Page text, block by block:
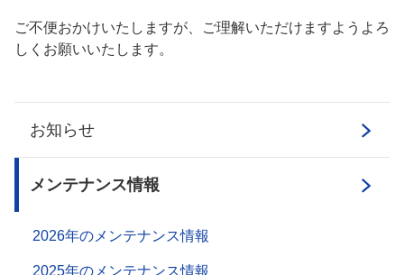
ご不便おかけいたしますが、ご理解いただけますようよろ
しくお願いいたします。
お知らせ
メンテナンス情報
2026年のメンテナンス情報
2025年のメンテナンス情報